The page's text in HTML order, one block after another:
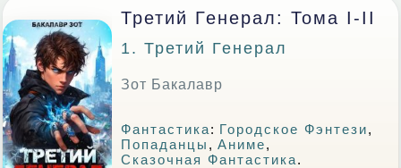
Третий Генерал: Тома I-II
1. Третий Генерал
Зот Бакалавр
Фантастика: Городское Фэнтези,
Попаданцы ,Аниме,
Сказочная Фантастика.